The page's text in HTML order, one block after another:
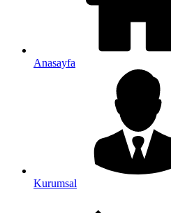
Anasayfa
Kurumsal